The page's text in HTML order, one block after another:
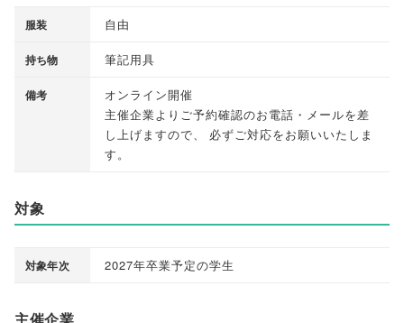
服装 自由
持ち物 筆記用具
備考
オンライン開催
主催企業よりご予約確認のお電話・メールを差
し上げますので
必ずご対応をお願いいたしま
す 。
対象
対象年次 2027年卒業予定の学生